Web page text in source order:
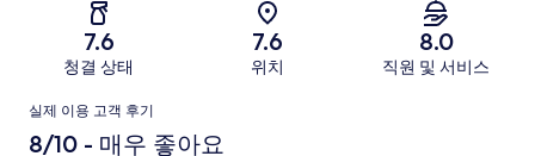
7.6
청결 상태
7.6
위치
8.0
직원 및 서비스
이
용
실제 이용 고객 후기
8/10 - 매우 좋아요